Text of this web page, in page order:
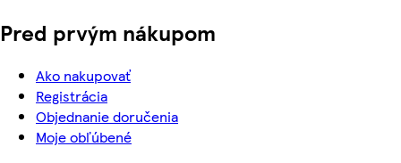
Pred prvým nákupom
Ako nakupovať
Registrácia
Objednanie doručenia
Moje obľúbené